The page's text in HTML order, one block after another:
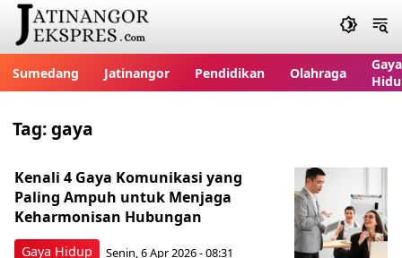
Sumedang Jatinangor Pendidikan Olahraga
Gaya
Tag:gaya
Gaya Hidup
Kenali 4 Gaya Komunikasi yang
Paling Ampuh untuk Menjaga
Keharmonisan Hubungan
Senin, 6 Apr 2026 - 08:31